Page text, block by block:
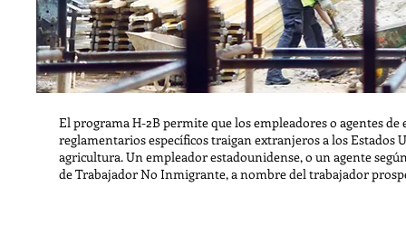
El programa H-2B permite que los empleadores o agentes
reglamentarios específicos traigan extranjeros a los
agricultura. Un empleador estadounidense, o un agente
de Trabajador No Inmigrante, a nombre del trabajador